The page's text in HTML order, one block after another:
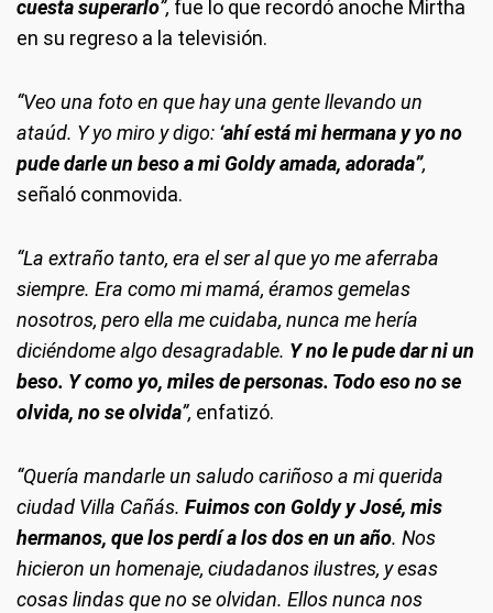
cuesta superarlo”, fue lo que recordó anoche Mirtha
en su regreso a la televisión.
“Veo una foto en que hay una gente llevando un
ataúd. Y yo miro y digo: ‘ahí está mi hermana y yo no
pude darle un beso a mi Goldy amada, adorada”,
señaló conmovida.
“La extraño tanto, era el ser al que yo me aferraba
siempre. Era como mi mamá, éramos gemelas
nosotros, pero ella me cuidaba, nunca me hería
diciéndome algo desagradable. Y no le pude dar ni un
beso. Y como yo, miles de personas. Todo eso no se
olvida, no se olvida”, enfatizó.
“Quería mandarle un saludo cariñoso a mi querida
ciudad Villa Cañás. Fuimos con Goldy y José, mis
hermanos, que los perdí a los dos en un año. Nos
hicieron un homenaje, ciudadanos ilustres, y esas
cosas lindas que no se olvidan. Ellos nunca nos